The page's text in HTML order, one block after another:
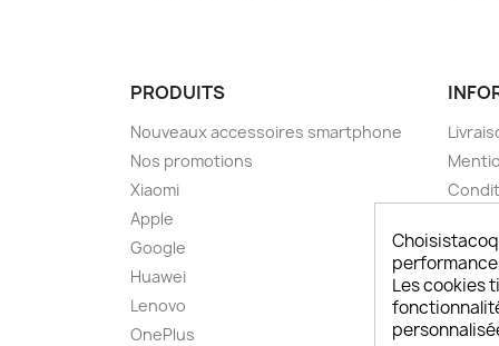
PRODUITS
Nouveaux accessoires smartphone
Nos promotions
Xiaomi
Apple
Google
Huawei
Lenovo
OnePlus
FAQ
Les cookies